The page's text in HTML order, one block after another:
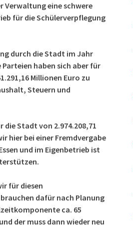
Verwaltung eine schwere
für die Schülerverpflegung
durch die Stadt im Jahr
Parteien haben sich aber für
Millionen Euro zu
Steuern und
die Stadt von 2.974.208,71
hier bei einer Fremdvergabe
und im Eigenbetrieb ist
für diesen
dafür nach Planung
ca. 65
der muss dann wieder neu